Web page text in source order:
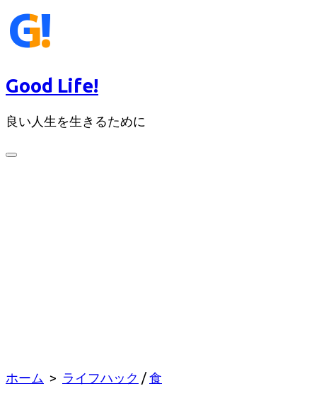
コ
ン
テ
ツ
へ
ス
キ
Good Life!
良い人生を生きるために
検
ホーム > ライフハック /食